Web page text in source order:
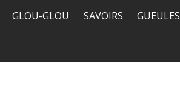
GLOU-GLOU SAVOIRS